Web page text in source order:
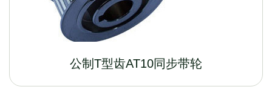
公制T型齿AT10同步带轮